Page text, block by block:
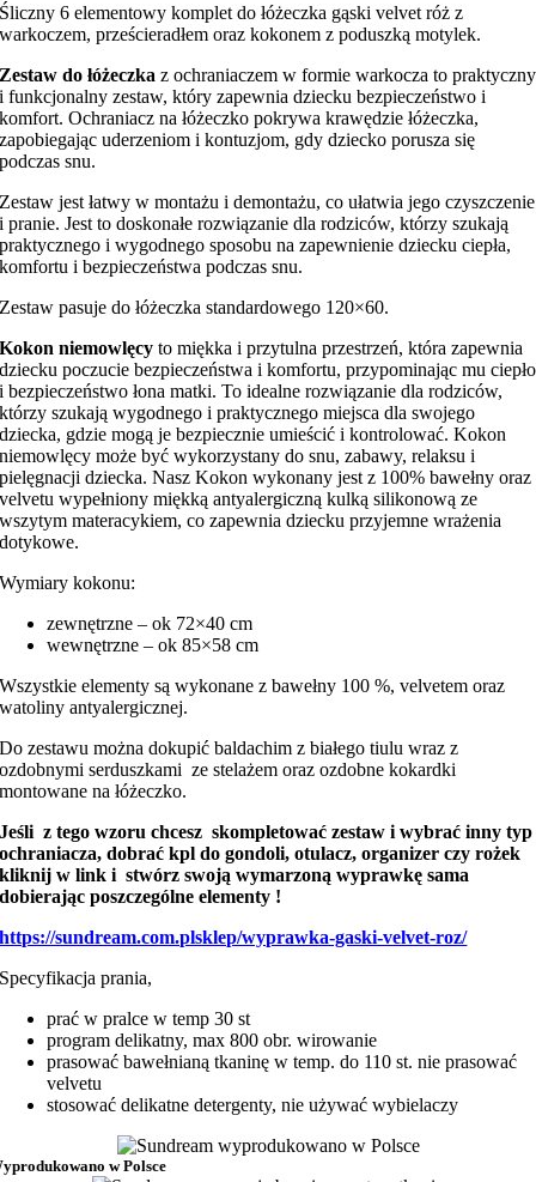
Śliczny 6 elementowy komplet do łóżeczka gąski velvet róż z
warkoczem, prześcieradłem oraz kokonem z poduszką motylek.
Zestaw do łóżeczka z ochraniaczem w formie warkocza to praktyczny
i funkcjonalny zestaw, który zapewnia dziecku bezpieczeństwo i
komfort. Ochraniacz na łóżeczko pokrywa krawędzie łóżeczka,
zapobiegając uderzeniom i kontuzjom, gdy dziecko porusza się
podczas snu.
Zestaw jest łatwy w montażu i demontażu, co ułatwia jego czyszczenie
i pranie. Jest to doskonałe rozwiązanie dla rodziców, którzy szukają
praktycznego i wygodnego sposobu na zapewnienie dziecku ciepła,
komfortu i bezpieczeństwa podczas snu.
Zestaw pasuje do łóżeczka standardowego 120×60.
Kokon niemowlęcy to miękka i przytulna przestrzeń, która zapewnia
dziecku poczucie bezpieczeństwa i komfortu, przypominając mu ciepło
i bezpieczeństwo łona matki. To idealne rozwiązanie dla rodziców,
którzy szukają wygodnego i praktycznego miejsca dla swojego
dziecka, gdzie mogą je bezpiecznie umieścić i kontrolować. Kokon
niemowlęcy może być wykorzystany do snu, zabawy, relaksu i
pielęgnacji dziecka. Nasz Kokon wykonany jest z 100% bawełny oraz
velvetu wypełniony miękką antyalergiczną kulką silikonową ze
wszytym materacykiem, co zapewnia dziecku przyjemne wrażenia
dotykowe.
Wymiary kokonu:
zewnętrzne – ok 72×40 cm
wewnętrzne – ok 85×58 cm
Wszystkie elementy są wykonane z bawełny 100 %, velvetem oraz
watoliny antyalergicznej.
Do zestawu można dokupić baldachim z białego tiulu wraz z
ozdobnymi serduszkami ze stelażem oraz ozdobne kokardki
montowane na łóżeczko.
Jeśli z tego wzoru chcesz skompletować zestaw i wybrać inny typ
ochraniacza, dobrać kpl do gondoli, otulacz, organizer czy rożek
kliknij w link i stwórz swoją wymarzoną wyprawkę sama
dobierając poszczególne elementy !
https://sundream.com.plsklep/wyprawka-gaski-velvet-roz/
Specyfikacja prania,
prać w pralce w temp 30 st
program delikatny, max 800 obr. wirowanie
prasować bawełnianą tkaninę w temp. do 110 st. nie prasować
velvetu
stosować delikatne detergenty, nie używać wybielaczy
w Polsce